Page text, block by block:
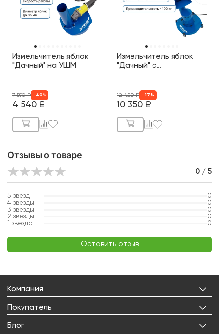
Измельчитель яблок
"Дачный" на УШМ
4 540 ₽
7 590₽ - 40 %
Измельчитель яблок
"Дачный" с
10 350 ₽
12 420₽ -17 %
Отзывы о товаре
0 / 5
5 звезд
0
4 звезды
0
3 звезды
0
2 звезды
0
1 звезда 0
Оставить отзыв
Компания
О нас
Покупатель
Личный кабинет
Блог